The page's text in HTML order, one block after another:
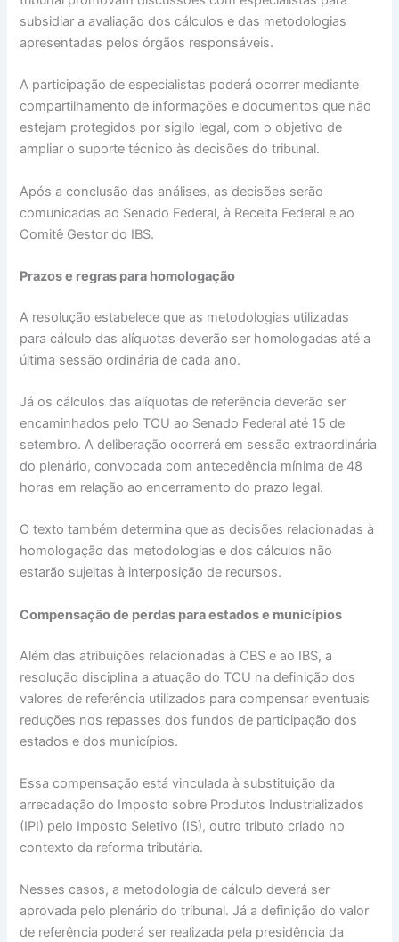
subsidiar a avaliação dos cálculos e das metodologias
apresentadas pelos órgãos responsáveis.
A participação de especialistas poderá ocorrer mediante
compartilhamento de informações e documentos que não
estejam protegidos por sigilo legal, com o objetivo de
ampliar o suporte técnico às decisões do tribunal.
Após a conclusão das análises, as decisões serão
comunicadas ao Senado Federal, à Receita Federal e ao
Comitê Gestor do IBS.
Prazos e regras para homologação
A resolução estabelece que as metodologias utilizadas
para cálculo das alíquotas deverão ser homologadas até a
última sessão ordinária de cada ano.
Já os cálculos das alíquotas de referência deverão ser
encaminhados pelo TCU ao Senado Federal até 15 de
setembro. A deliberação ocorrerá em sessão extraordinária
do plenário, convocada com antecedência mínima de 48
horas em relação ao encerramento do prazo legal.
O texto também determina que as decisões relacionadas à
homologação das metodologias e dos cálculos não
estarão sujeitas à interposição de recursos.
Compensação de perdas para estados e municípios
Além das atribuições relacionadas à CBS e ao IBS, a
resolução disciplina a atuação do TCU na definição dos
valores de referência utilizados para compensar eventuais
reduções nos repasses dos fundos de participação dos
estados e dos municípios.
Essa compensação está vinculada à substituição da
arrecadação do Imposto sobre Produtos Industrializados
(IPI) pelo Imposto Seletivo (IS), outro tributo criado no
contexto da reforma tributária.
Nesses casos, a metodologia de cálculo deverá ser
aprovada pelo plenário do tribunal. Já a definição do valor
de referência poderá ser realizada pela presidência da